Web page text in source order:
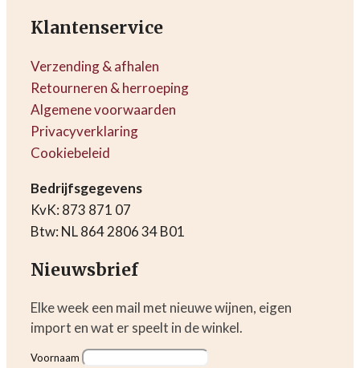
Klantenservice
Verzending & afhalen
Retourneren & herroeping
Algemene voorwaarden
Privacyverklaring
Cookiebeleid
Bedrijfsgegevens
KvK: 873 871 07
Btw: NL 864 2806 34 B01
Nieuwsbrief
Elke week een mail met nieuwe wijnen, eigen
import en wat er speelt in de winkel.
Voornaam